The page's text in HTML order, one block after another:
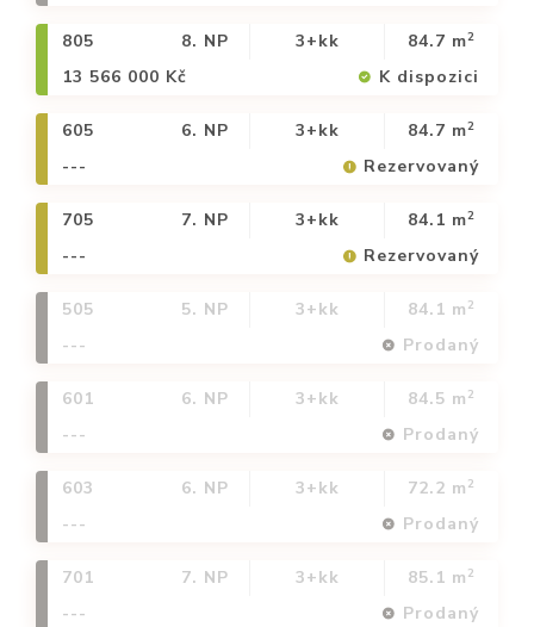
805 8. NP 3+kk 84.7 m2
13 566 000 Kč K dispozici
605 6. NP 3+kk 84.7 m2
--- Rezervovaný
705 7. NP 3+kk 84.1 m2
--- Rezervovaný
505 5. NP 3+kk 84.1 m 2
--- Prodaný
601 6. NP 3+kk 84.5 m 2
--- Prodaný
603 6. NP 3+kk 72.2 m 2
--- Prodaný
701 7. NP 3+kk 85.1 m 2
--- Prodaný